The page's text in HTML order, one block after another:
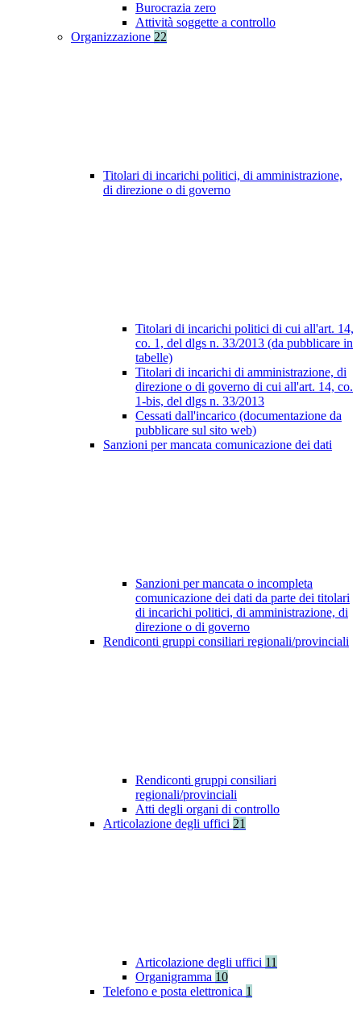
Burocrazia zero
Attività soggette a controllo
Organizzazione 22
Titolari di incarichi politici, di amministrazione,
di direzione o di governo
Titolari di incarichi politici di cui all'art. 14,
co. 1, del dlgs n. 33/2013 (da pubblicare in
tabelle)
Titolari di incarichi di amministrazione, di
direzione o di governo di cui all'art. 14, co.
1-bis, del dlgs n. 33/2013
Cessati dall'incarico (documentazione da
pubblicare sul sito web)
Sanzioni per mancata comunicazione dei dati
Sanzioni per mancata o incompleta
comunicazione dei dati da parte dei titolari
di incarichi politici, di amministrazione, di
direzione o di governo
Rendiconti gruppi consiliari regionali/provinciali
Rendiconti gruppi consiliari
regionali/provinciali
Atti degli organi di controllo
Articolazione degli uffici 21
Articolazione degli uffici 11
Organigramma 10
Telefono e posta elettronica 1